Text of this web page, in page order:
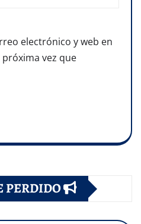
electrónico y web en
vez que
PERDIDO